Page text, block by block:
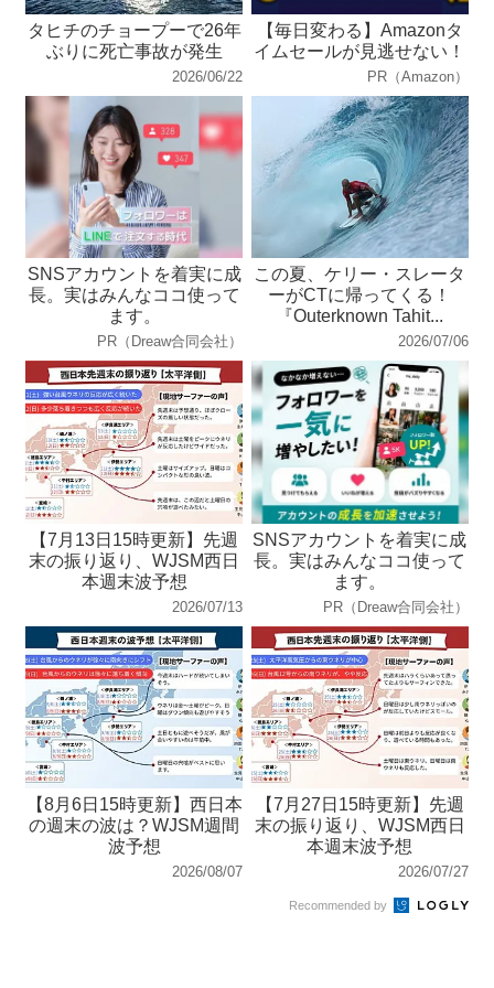
タヒチのチョープーで26年
ぶりに死亡事故が発生
2026/06/22
【毎日変わる】Amazonタ
イムセールが見逃せない！
PR（Amazon）
SNSアカウントを着実に成
長。実はみんなココ使って
ます。
PR（Dreaw合同会社）
この夏、ケリー・スレータ
ーがCTに帰ってくる！
『Outerknown Tahit...
2026/07/06
【7月13日15時更新】先週
末の振り返り、WJSM西日
本週末波予想
2026/07/13
SNSアカウントを着実に成
長。実はみんなココ使って
ます。
PR（Dreaw合同会社）
【8月6日15時更新】西日本
の週末の波は？WJSM週間
波予想
2026/08/07
【7月27日15時更新】先週
末の振り返り、WJSM西日
本週末波予想
2026/07/27
Recommended by